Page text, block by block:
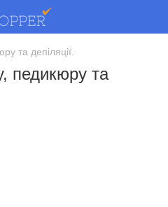
та депіляції.
педикюру та